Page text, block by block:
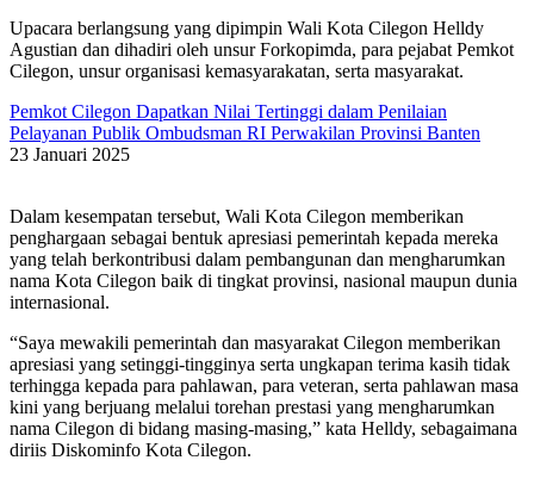
Upacara berlangsung yang dipimpin Wali Kota Cilegon Helldy
Agustian dan dihadiri oleh unsur Forkopimda, para pejabat Pemkot
Cilegon, unsur organisasi kemasyarakatan, serta masyarakat.
Pemkot Cilegon Dapatkan Nilai Tertinggi dalam Penilaian
Pelayanan Publik Ombudsman RI Perwakilan Provinsi Banten
23 Januari 2025
Dalam kesempatan tersebut, Wali Kota Cilegon memberikan
penghargaan sebagai bentuk apresiasi pemerintah kepada mereka
yang telah berkontribusi dalam pembangunan dan mengharumkan
nama Kota Cilegon baik di tingkat provinsi, nasional maupun dunia
internasional.
“Saya mewakili pemerintah dan masyarakat Cilegon memberikan
apresiasi yang setinggi-tingginya serta ungkapan terima kasih tidak
terhingga kepada para pahlawan, para veteran, serta pahlawan masa
kini yang berjuang melalui torehan prestasi yang mengharumkan
nama Cilegon di bidang masing-masing,” kata Helldy, sebagaimana
diriis Diskominfo Kota Cilegon.